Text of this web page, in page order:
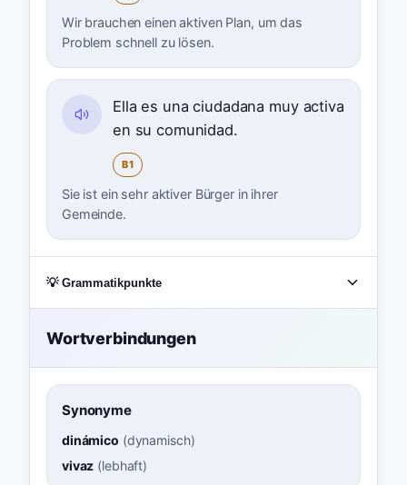
Wir brauchen einen aktiven Plan, um das
Problem schnell zu lösen.
Ella es una ciudadana muy activa
en su comunidad.
B1
Sie ist ein sehr aktiver Bürger in ihrer
Gemeinde.
💡 Grammatikpunkte
Wortverbindungen
Synonyme
dinámico (dynamisch)
vivaz (lebhaft)